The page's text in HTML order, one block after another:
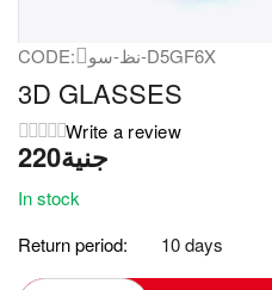
CODE: نظ-سو-D5GF6X
3D GLASSES
Write a review
جنية
In stock
Return period:
10 days